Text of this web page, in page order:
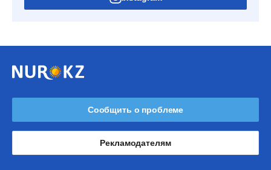
Сообщить о проблеме
Рекламодателям